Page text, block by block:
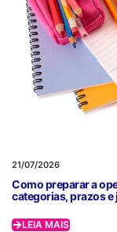
21/07/2026
Como preparar a
categorias, prazos e
LEIA MAIS